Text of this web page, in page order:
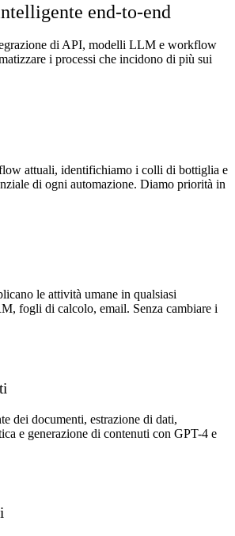
end-to-end
di API, modelli LLM e workflow
i processi che incidono di più sui
attuali, identifichiamo i colli di bottiglia e
di ogni automazione. Diamo priorità in
le attività umane in qualsiasi
fogli di calcolo, email. Senza cambiare i
dei documenti, estrazione di dati,
e generazione di contenuti con GPT-4 e